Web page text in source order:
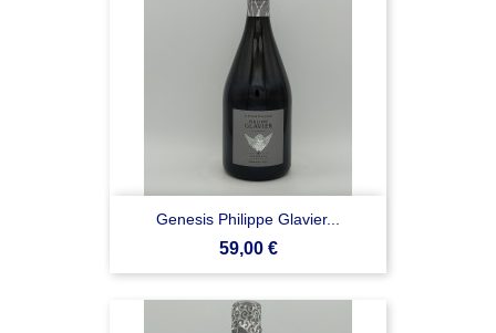
Genesis Philippe Glavier...
Prezzo
59,00 €